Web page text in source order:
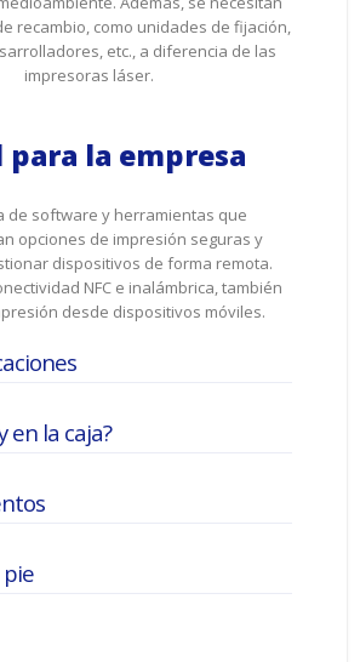
recambio, como unidades de fijación,
etc., a diferencia de las
impresoras láser.
para la empresa
de software y herramientas que
opciones de impresión seguras y
dispositivos de forma remota.
NFC e inalámbrica, también
desde dispositivos móviles.
en la caja?